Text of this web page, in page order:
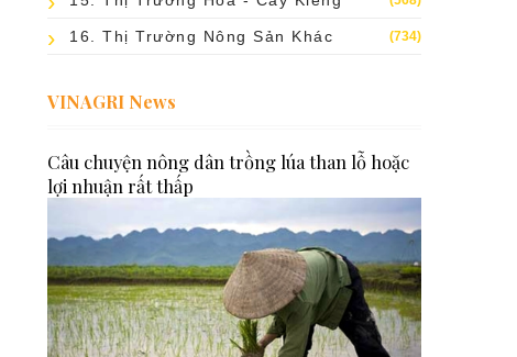
16. Thị Trường Nông Sản Khác (734)
VINAGRI News
Câu chuyện nông dân trồng lúa than lỗ hoặc
lợi nhuận rất thấp